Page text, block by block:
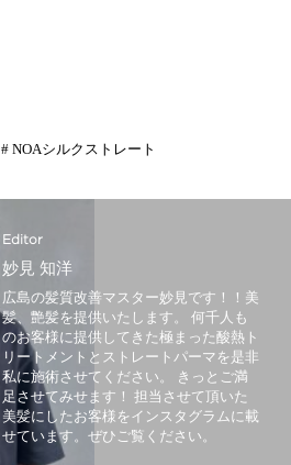
#NOAシルクストレート
Editor
妙見 知洋
広島の髪質改善マスター妙見です！！美
髪、艶髪を提供いたします。 何千人も
のお客様に提供してきた極まった酸熱ト
リートメントとストレートパーマを是非
私に施術させてください。 きっとご満
足させてみせます！ 担当させて頂いた
美髪にしたお客様をインスタグラムに載
せています。ぜひご覧ください。